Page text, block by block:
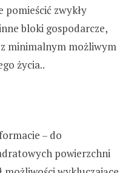
pomieścić zwykły
bloki gospodarcze,
minimalnym możliwym
życia..
– do
powierzchni